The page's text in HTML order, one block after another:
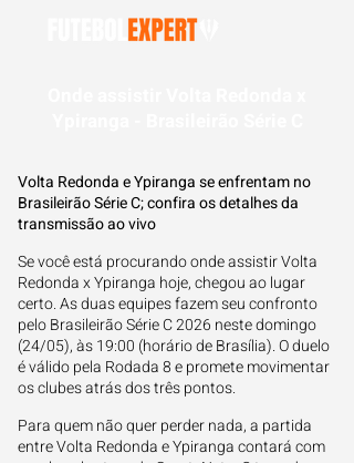
Volta Redonda e Ypiranga se enfrentam no
Brasileirão Série C; confira os detalhes da
transmissão ao vivo
Se você está procurando onde assistir Volta
Redonda x Ypiranga hoje, chegou ao lugar
certo. As duas equipes fazem seu confronto
pelo Brasileirão Série C 2026 neste domingo
(24/05), às 19:00 (horário de Brasília). O duelo
é válido pela Rodada 8 e promete movimentar
os clubes atrás dos três pontos.
Para quem não quer perder nada, a partida
entre Volta Redonda e Ypiranga contará com